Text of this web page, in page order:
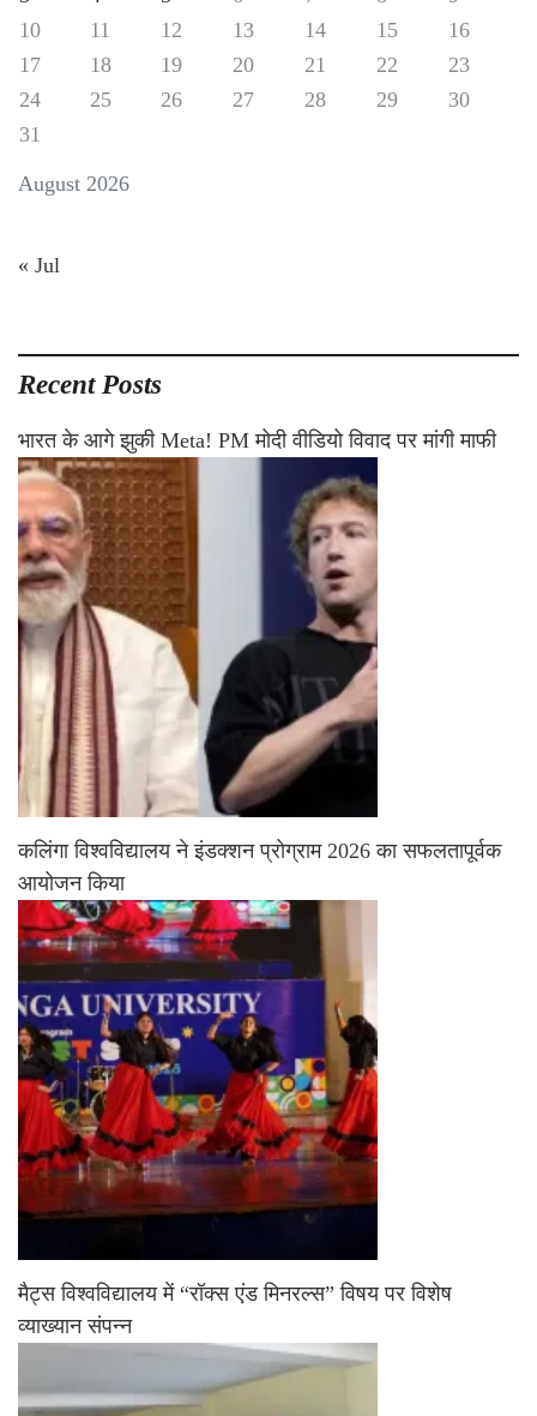
August 2026
10
11 12 13 14 15
16
17
18 19 20 21 22
23
24
25 26 27 28 29
30
31
« Jul
Recent Posts
भारत के आगे झुकी Meta! PM मोदी वीडियो विवाद पर मांगी माफी
कलिंगा विश्वविद्यालय ने इंडक्शन प्रोग्राम 2026 का सफलतापूर्वक
आयोजन किया
मैट्स विश्वविद्यालय में “रॉक्स एंड मिनरल्स” विषय पर विशेष
व्याख्यान संपन्न